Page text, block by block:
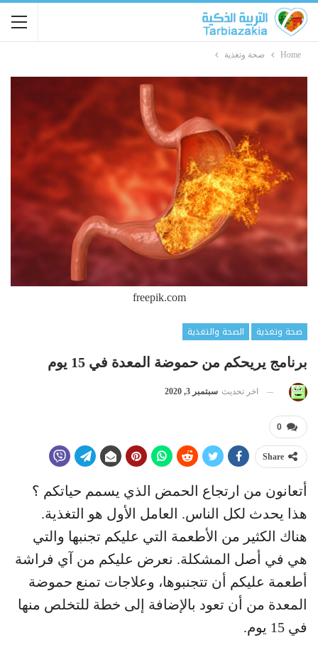
Home صحة وتغذية
freepik.com
صحة وتغذية
الصحة والتغذية
برنامج يريحكم من حموضة المعدة في 15 يوم
اخر تحديث سبتمبر 3, 2020
0
Share
أتعانون من ارتجاع الحمض الذي يسمم حياتكم ؟
هذا يحدث لكل الناس. العامل الأول هو التغذية.
هناك الكثير من الأطعمة التي عليكم تجنبها والتي
هي في أصل المشكلة. نعرض عليكم من آي فراشة
أطعمة عليكم أن تتجنبوها، وعلاجات تمنع حموضة
المعدة من أن تعود بالإضافة إلى خطة للتخلص منها
في 15 يوم.